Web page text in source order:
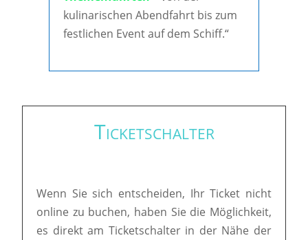
kulinarischen Abendfahrt bis zum
festlichen Event auf dem Schiff.“
Ticketschalter
Wenn Sie sich entscheiden, Ihr Ticket nicht
online zu buchen, haben Sie die Möglichkeit,
es direkt am Ticketschalter in der Nähe der